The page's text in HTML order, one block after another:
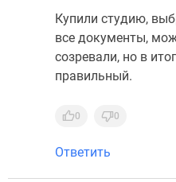
Купили студию,
все документы,
созревали, но в
правильный.
0 0
Ответить